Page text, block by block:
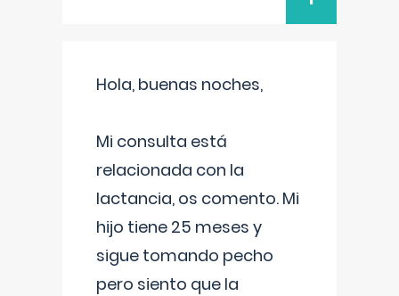
Hola, buenas noches,
Mi consulta está
relacionada con la
lactancia, os comento. Mi
hijo tiene 25 meses y
sigue tomando pecho
pero siento que la